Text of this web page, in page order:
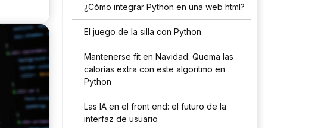
¿Cómo integrar Python en una web html?
El juego de la silla con Python
Mantenerse fit en Navidad: Quema las
calorías extra con este algoritmo en
Python
Las IA en el front end: el futuro de la
interfaz de usuario